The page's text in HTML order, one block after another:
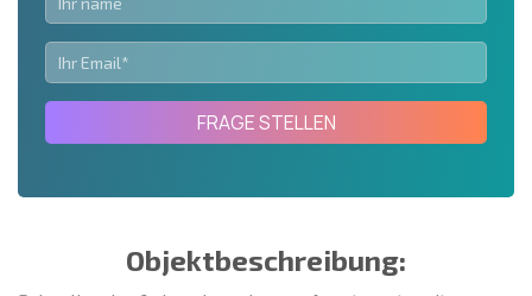
FRAGE STELLEN
Objektbeschreibung: